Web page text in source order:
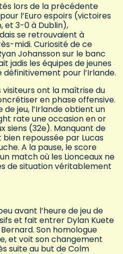
lors de la précédente
l’Euro espoirs (victoires
et 3-0 à Dublin),
se retrouvaient à
midi. Curiosité de ce
Johansson sur le banc
jadis les équipes de jeunes
définitivement pour l’Irlande.
ont la maîtrise du
en phase offensive.
jeu, l’Irlande obtient un
rate une occasion en or
siens (32e). Manquant de
repoussée par Lucas
A la pause, le score
match où les Lionceaux ne
de situation véritablement
avant l’heure de jeu de
et fait entrer Dylan Kuete
Son homologue
et voit son changement
suite au but de Colm